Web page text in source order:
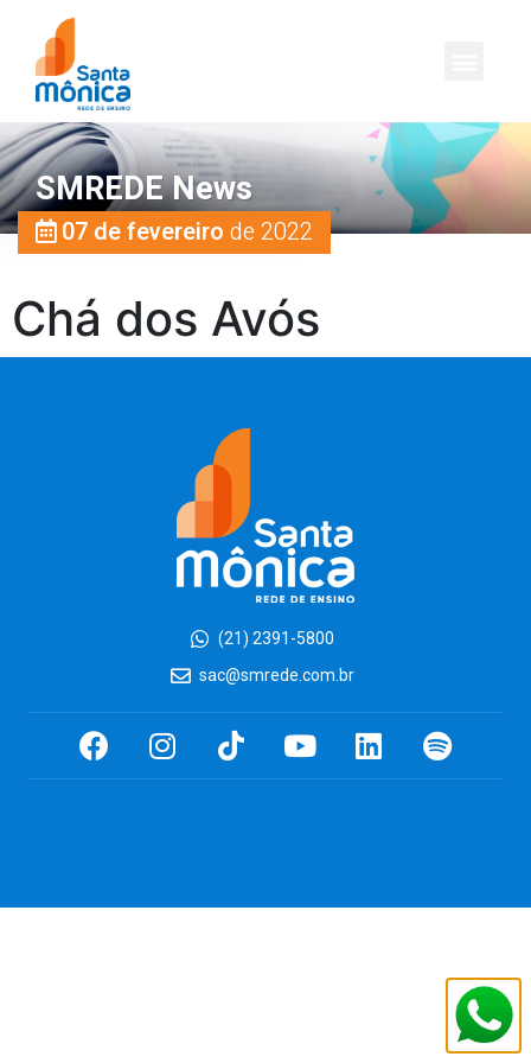
SMREDE News
07 de fevereiro de 2022
Chá dos Avós
(21) 2391-5800
sac@smrede.com.br